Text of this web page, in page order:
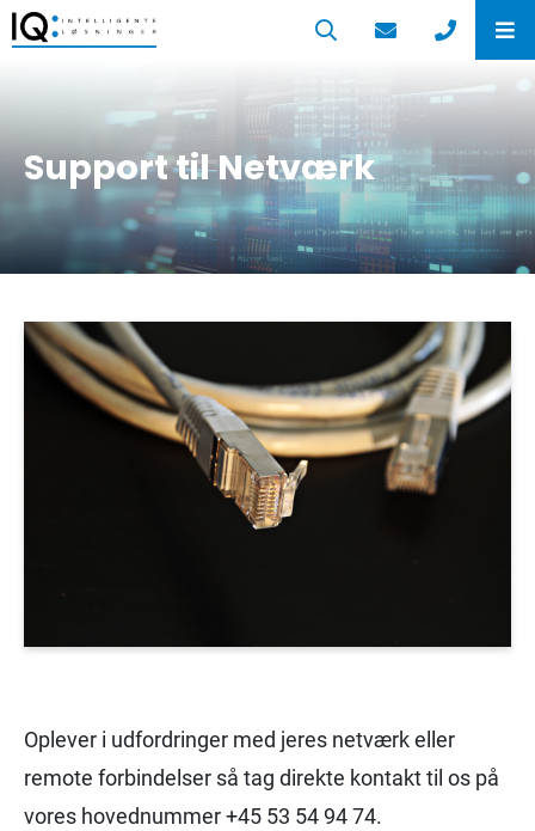
Support til Netværk
Oplever i udfordringer med jeres netværk eller
remote forbindelser så tag direkte kontakt til os på
vores hovednummer +45 53 54 94 74.